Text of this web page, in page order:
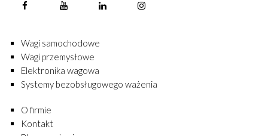
Wagi samochodowe
Wagi przemysłowe
Elektronika wagowa
Systemy bezobsługowego ważenia
O firmie
Kontakt